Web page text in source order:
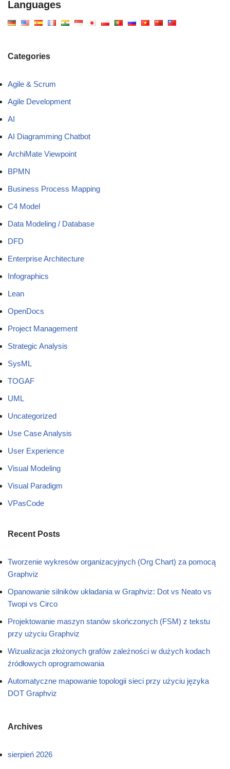
Languages
Categories
Agile & Scrum
Agile Development
AI
AI Diagramming Chatbot
ArchiMate Viewpoint
BPMN
Business Process Mapping
C4 Model
Data Modeling / Database
DFD
Enterprise Architecture
Infographics
Lean
OpenDocs
Project Management
Strategic Analysis
SysML
TOGAF
UML
Uncategorized
Use Case Analysis
User Experience
Visual Modeling
Visual Paradigm
VPasCode
Recent Posts
Tworzenie wykresów organizacyjnych (Org Chart) za pomocą
Graphviz
Opanowanie silników układania w Graphviz: Dot vs Neato vs
Twopi vs Circo
Projektowanie maszyn stanów skończonych (FSM) z tekstu
przy użyciu Graphviz
Wizualizacja złożonych grafów zależności w dużych kodach
źródłowych oprogramowania
Automatyczne mapowanie topologii sieci przy użyciu języka
DOT Graphviz
Archives
sierpień 2026